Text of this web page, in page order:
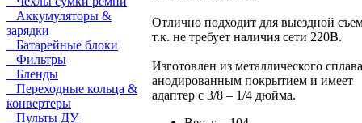
Аккумуляторы &
зарядки
Батарейные блоки
Фильтры
Бленды
Переходные кольца &
конвертеры
Пульты ДУ
Отлично подходит для выездной
т.к. не требует наличия сети 220В.
Изготовлен из металлического
анодированным покрытием и имеет
адаптер с 3/8 – 1/4 дюйма.